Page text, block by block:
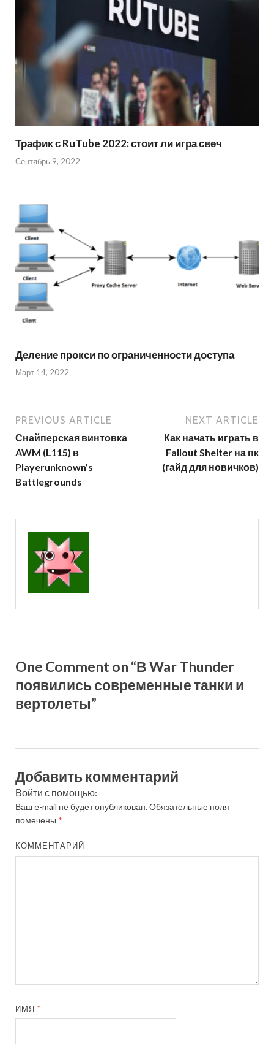
Трафик с RuTube 2022: стоит ли игра свеч
Сентябрь 9, 2022
Деление прокси по ограниченности доступа
Март 14, 2022
PREVIOUS ARTICLE
Снайперская винтовка
AWM (L115) в
Playerunknown’s
Battlegrounds
NEXT ARTICLE
Как начать играть в
Fallout Shelter на пк
(гайд для новичков)
One Comment on “В War Thunder
появились современные танки и
вертолеты”
Добавить комментарий
Войти с помощью:
Ваш e-mail не будет опубликован.Обязательные поля
помечены *
КОММЕНТАРИЙ
ИМЯ*